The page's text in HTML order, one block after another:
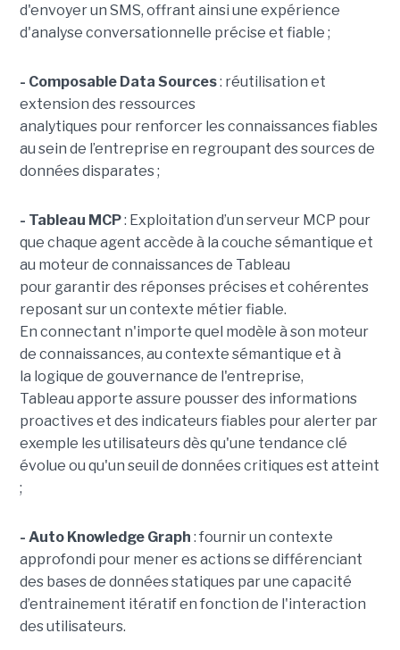
d'envoyer un SMS, offrant ainsi une expérience
d'analyse conversationnelle précise et fiable ;
- Composable Data Sources: réutilisation et
extension des ressources
analytiques pour renforcer les connaissances fiables
au sein de l’entreprise en regroupant des sources de
données disparates ;
- Tableau MCP: Exploitation d’un serveur MCP pour
que chaque agent accède à la couche sémantique et
au moteur de connaissances de Tableau
pour garantir des réponses précises et cohérentes
reposant sur un contexte métier fiable.
En connectant n'importe quel modèle à son moteur
de connaissances, au contexte sémantique et à
la logique de gouvernance de l'entreprise,
Tableau apporte assure pousser des informations
proactives et des indicateurs fiables pour alerter par
exemple les utilisateurs dès qu'une tendance clé
évolue ou qu'un seuil de données critiques est atteint
;
- Auto Knowledge Graph : fournir un contexte
approfondi pour mener es actions se différenciant
des bases de données statiques par une capacité
d’entrainement itératif en fonction de l'interaction
des utilisateurs.